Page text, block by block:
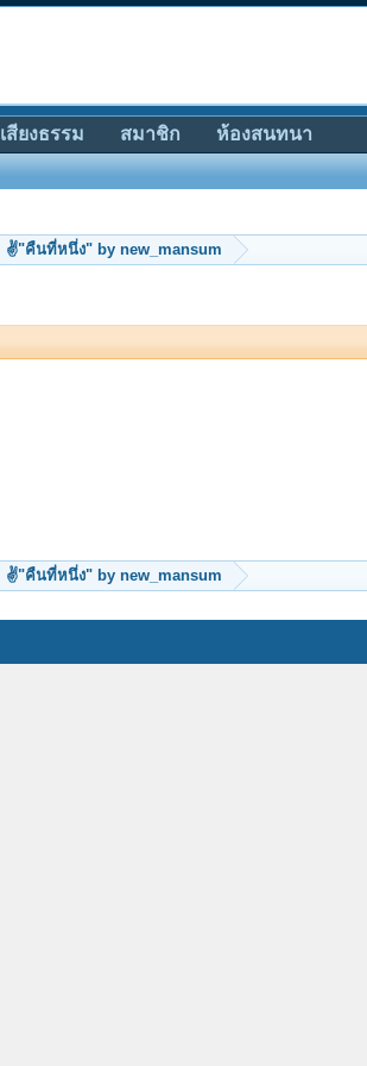
✌"คืนที่หนึ่ง" by new_mansum
✌"คืนที่หนึ่ง" by new_mansum
เสียงธรรม สมาชิก ห้องสนทนา